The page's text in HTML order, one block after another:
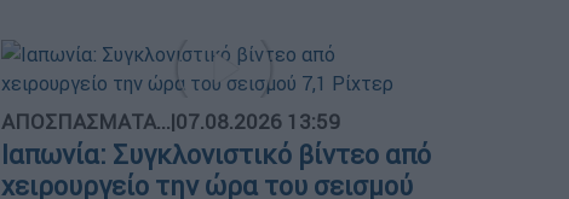
ΑΠΟΣΠΑΣΜΑΤΑ...|07.08.2026 13:59
Ιαπωνία: Συγκλονιστικό βίντεο από
χειρουργείο την ώρα του σεισμού